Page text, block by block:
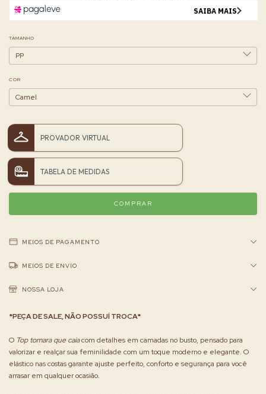
TAMANHO
COR
PROVADOR VIRTUAL
TABELA DE MEDIDAS
MEIOS DE PAGAMENTO
MEIOS DE ENVIO
NOSSA LOJA
*PEÇA DE SALE, NÃO POSSUÍ TROCA*
O Top tomara que caiacom detalhes em camadas no busto, pensado para
valorizar e realçar sua feminilidade com um toque moderno e elegante. O
elástico nas costas garante ajuste perfeito, conforto e segurança para você
arrasar em qualquer ocasião.